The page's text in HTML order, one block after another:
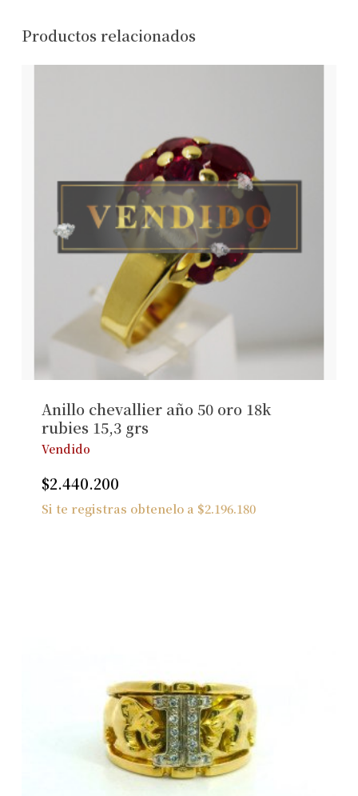
Productos relacionados
Anillo chevallier año 50 oro 18k
rubies 15,3 grs
Vendido
$2.440.200
Si te registras obtenelo a $2.196.180